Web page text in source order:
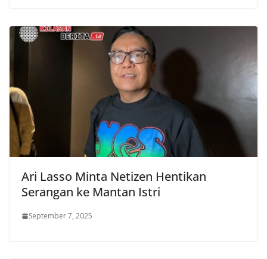
Ari Lasso Minta Netizen Hentikan
Serangan ke Mantan Istri
September 7, 2025